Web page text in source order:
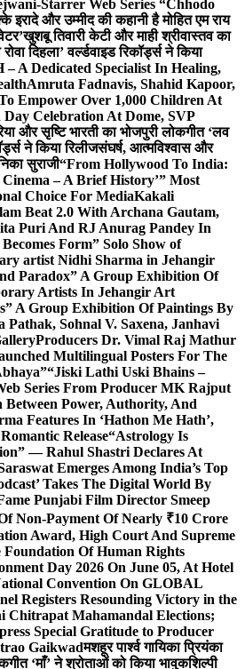
Starrer Web Series “Chhodo
इरादे और उम्मीद की कहानी है मोहित एम राय
खुशबू तिवारी केटी और माही श्रीवास्तव का
दिहला’ वर्ल्डवाइड रिकॉर्ड्स ने किया
A Dedicated Specialist In Healing,
Amruta Fadnavis, Shahid Kapoor,
Empower Over 1,000 Children At
Celebration At Dome, SVP
और सृष्टि भारती का भोजपुरी लोकगीत ‘लव
ने किया रिलीजसंघर्ष, आत्मविश्वास और
सुराजी“From Hollywood To India:
– A Brief History’” Most
Choice For MediaKakali
Beat 2.0 With Archana Gautam,
Puri And RJ Anurag Pandey In
Form” Solo Show of
artist Nidhi Sharma in Jehangir
Paradox” A Group Exhibition Of
Artists In Jehangir Art
A Group Exhibition Of Paintings By
Pathak, Sohnal V. Saxena, Janhavi
Producers Dr. Vimal Raj Mathur
Multilingual Posters For The
“Jiski Lathi Uski Bhains –
Series From Producer MK Rajput
Power, Authority, And
Features In ‘Hathon Me Hath’,
Release“Astrology Is
— Rahul Shastri Declares At
Emerges Among India’s Top
Takes The Digital World By
Punjabi Film Director Smeep
Non-Payment Of Nearly ₹10 Crore
Award, High Court And Supreme
Foundation Of Human Rights
Day 2026 On June 05, At Hotel
Convention On GLOBAL
Registers Resounding Victory in the
Mahamandal Elections;
Special Gratitude to Producer
Gaikwadमशहूर पार्श्व गायिका प्रियंका
‘माँ’ ने श्रोताओं को किया भावुकशिल्पी